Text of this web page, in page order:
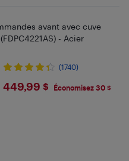
avant avec cuve
- Acier
(1740)
$449.99
449,99 $ Économisez 30 $